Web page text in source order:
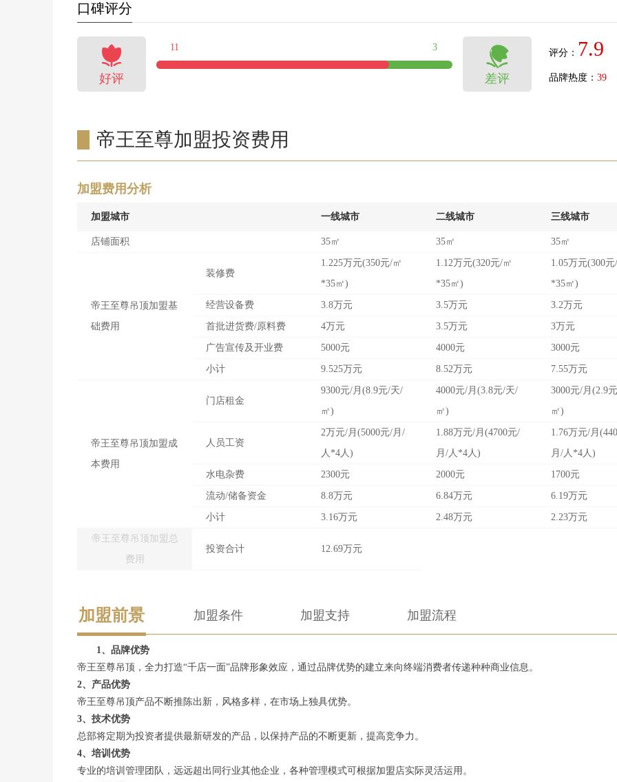
口碑评分

好评
11 3 
差评
评分： 7.9
品牌热度： 39
帝王至尊加盟投资费用
加盟费用分析
加盟城市 一线城市 二线城市 三线城市
店铺面积 35㎡ 35㎡ 35㎡
帝王至尊吊顶加盟基
础费用
装修费
1.225万元(350元/㎡
*35㎡)
1.12万元(320元/㎡
*35㎡)
1.05万元(300
*35㎡)
经营设备费 3.8万元 3.5万元 3.2万元
首批进货费/原料费 4万元 3.5万元 3万元
广告宣传及开业费 5000元 4000元 3000元
小计 9.525万元 8.52万元 7.55万元
帝王至尊吊顶加盟成
本费用
门店租金
9300元/月(8.9元/天/
㎡)
4000元/月(3.8元/天/
㎡)
3000元/月(2.9
㎡)
人员工资
2万元/月(5000元/月/
人*4人)
1.88万元/月(4700元/
月/人*4人)
1.76万元/月
月/人*4人)
水电杂费 2300元 2000元 1700元
流动/储备资金 8.8万元 6.84万元 6.19万元
小计 3.16万元 2.48万元 2.23万元
帝王至尊吊顶加盟总
费用
投资合计 12.69万元
加盟前景 加盟条件 加盟支持 加盟流程
1、品牌优势
帝王至尊吊顶，全力打造“千店一面”品牌形象效应，通过品牌优势的建立来向终端消费者传递种种商业信息。
2、产品优势
帝王至尊吊顶产品不断推陈出新，风格多样，在市场上独具优势。
3、技术优势
总部将定期为投资者提供最新研发的产品，以保持产品的不断更新，提高竞争力。
4、培训优势
专业的培训管理团队，远远超出同行业其他企业，各种管理模式可根据加盟店实际灵活运用。